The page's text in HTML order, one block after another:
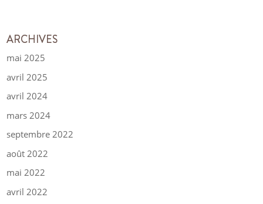
ARCHIVES
mai 2025
avril 2025
avril 2024
mars 2024
septembre 2022
août 2022
mai 2022
avril 2022